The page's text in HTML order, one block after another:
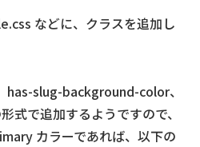
などに、クラスを追加し
slug-background-color、
で追加するようですので、
カラーであれば、以下の